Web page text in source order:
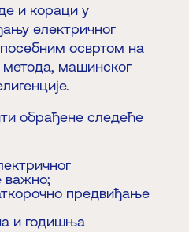
и кораци у
електричног
освртом на
метода, машинског
обрађене следеће
важно;
предвиђање
и годишња